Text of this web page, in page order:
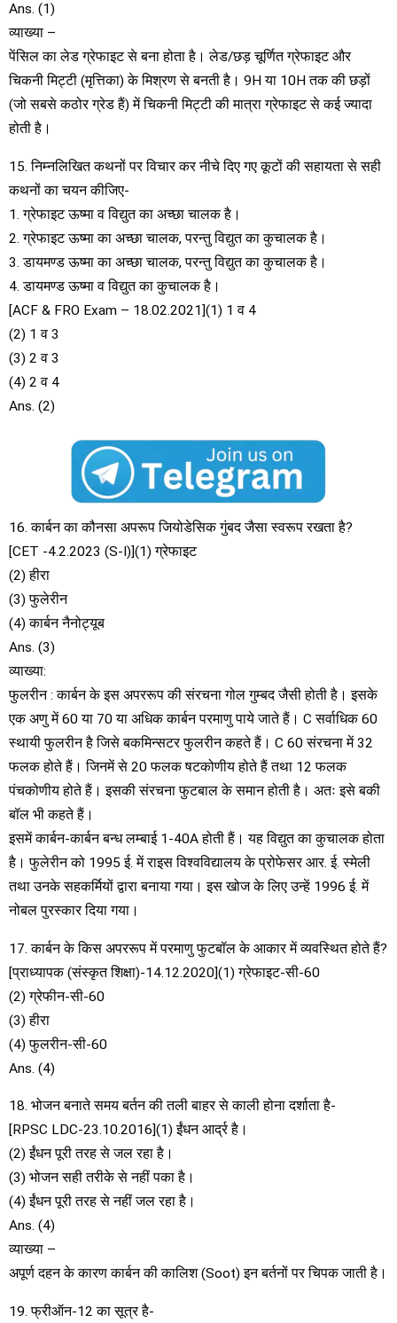
Ans. (1)
व्याख्या –
पेंसिल का लेड ग्रेफाइट से बना होता है। लेड/छड़ चूर्णित ग्रेफाइट और
चिकनी मिट्टी (मृत्तिका) के मिश्रण से बनती है। 9H या 10H तक की छड़ों
(जो सबसे कठोर ग्रेड हैं) में चिकनी मिट्टी की मात्रा ग्रेफाइट से कई ज्यादा
होती है।
15. निम्नलिखित कथनों पर विचार कर नीचे दिए गए कूटों की सहायता से सही
कथनों का चयन कीजिए-
1. ग्रेफाइट ऊष्मा व विद्युत का अच्छा चालक है।
2. ग्रेफाइट ऊष्मा का अच्छा चालक, परन्तु विद्युत का कुचालक है।
3. डायमण्ड ऊष्मा का अच्छा चालक, परन्तु विद्युत का कुचालक है।
4. डायमण्ड ऊष्मा व विद्युत का कुचालक है।
[ACF & FRO Exam – 18.02.2021](1) 1 व 4
(2) 1 व 3
(3) 2 व 3
(4) 2 व 4
Ans. (2)
16. कार्बन का कौनसा अपरूप जियोडेसिक गुंबद जैसा स्वरूप रखता है?
[CET -4.2.2023 (S-I)](1) ग्रेफाइट
(2) हीरा
(3) फुलेरीन
(4) कार्बन नैनोट्यूब
Ans. (3)
व्याख्या:
फुलरीन : कार्बन के इस अपररूप की संरचना गोल गुम्बद जैसी होती है। इसके
एक अणु में 60 या 70 या अधिक कार्बन परमाणु पाये जाते हैं। C सर्वाधिक 60
स्थायी फुलरीन है जिसे बकमिन्सटर फुलरीन कहते हैं। C 60 संरचना में 32
फलक होते हैं। जिनमें से 20 फलक षटकोणीय होते हैं तथा 12 फलक
पंचकोणीय होते हैं। इसकी संरचना फुटबाल के समान होती है। अतः इसे बकी
बॉल भी कहते हैं।
इसमें कार्बन-कार्बन बन्ध लम्बाई 1-40A होती हैं। यह विद्युत का कुचालक होता
है। फुलेरीन को 1995 ई. में राइस विश्वविद्यालय के प्रोफेसर आर. ई. स्मेली
तथा उनके सहकर्मियों द्वारा बनाया गया। इस खोज के लिए उन्हें 1996 ई. में
नोबल पुरस्कार दिया गया।
17. कार्बन के किस अपररूप में परमाणु फुटबॉल के आकार में व्यवस्थित होते हैं?
[प्राध्यापक (संस्कृत शिक्षा)-14.12.2020](1) ग्रेफाइट-सी-60
(2) ग्रेफीन-सी-60
(3) हीरा
(4) फुलरीन-सी-60
Ans. (4)
18. भोजन बनाते समय बर्तन की तली बाहर से काली होना दर्शाता है-
[RPSC LDC-23.10.2016](1) ईंधन आर्द्र है।
(2) ईंधन पूरी तरह से जल रहा है।
(3) भोजन सही तरीके से नहीं पका है।
(4) ईंधन पूरी तरह से नहीं जल रहा है।
Ans. (4)
व्याख्या –
अपूर्ण दहन के कारण कार्बन की कालिश (Soot) इन बर्तनों पर चिपक जाती है।
19. फ्रीऑन-12 का सूत्र है-